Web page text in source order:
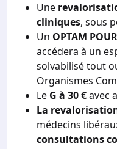
Une
cliniques, sous
Un OPTAM
accédera à un
solvabilisé tout
Organismes
Le G à 30 €avec
La
médecins
consultations